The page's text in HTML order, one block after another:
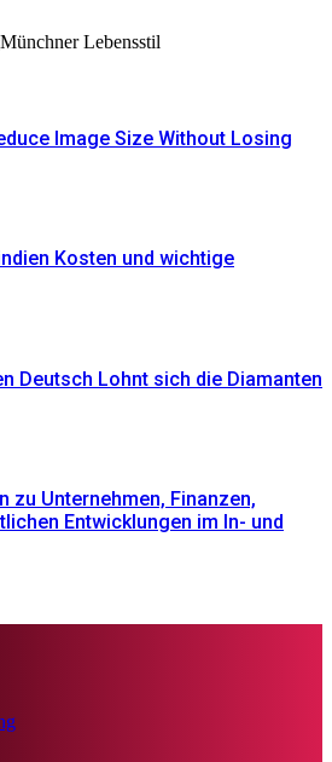
Image Size Without Losing
Kosten und wichtige
Deutsch Lohnt sich die Diamanten
Unternehmen, Finanzen,
Entwicklungen im In- und